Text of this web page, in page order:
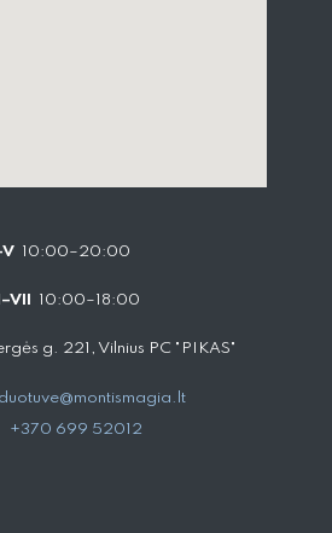
10:00–20:00
10:00–18:00
g. 221, Vilnius PC "PIKAS"
+370 699 52012